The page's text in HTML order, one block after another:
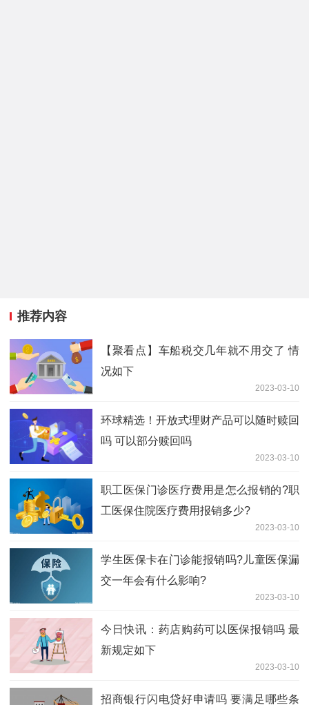
推荐内容
【聚看点】车船税交几年就不用交了 情
况如下
2023-03-10
环球精选！开放式理财产品可以随时赎回
吗 可以部分赎回吗
2023-03-10
职工医保门诊医疗费用是怎么报销的?职
工医保住院医疗费用报销多少?
2023-03-10
​学生医保卡在门诊能报销吗?儿童医保漏
交一年会有什么影响?
2023-03-10
今日快讯：药店购药可以医保报销吗 最
新规定如下
2023-03-10
招商银行闪电贷好申请吗 要满足哪些条